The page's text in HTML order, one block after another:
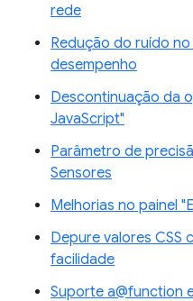
rede
Redução do ruído
desempenho
Descontinuação da
JavaScript"
Parâmetro de
Sensores
Melhorias no painel
Depure valores CSS
facilidade
Suporte a@function